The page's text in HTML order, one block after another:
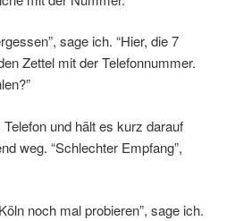
sage ich. “Hier, die 7
Zettel mit der Telefonnummer.
und hält es kurz darauf
weg. “Schlechter Empfang”,
noch mal probieren”, sage ich.